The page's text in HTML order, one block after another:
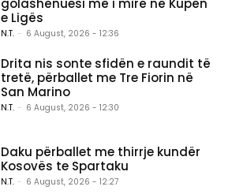
golashënuesi më i mirë në Kupën
e Ligës
N.T. - 6 August, 2026 - 12:36
Drita nis sonte sfidën e raundit të
tretë, përballet me Tre Fiorin në
San Marino
N.T. - 6 August, 2026 - 12:30
Daku përballet me thirrje kundër
Kosovës te Spartaku
N.T. - 6 August, 2026 - 12:27